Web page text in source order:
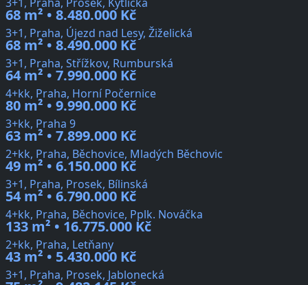
68 m² • 8.480.000 Kč
3+1, Praha, Újezd nad Lesy, Žiželická
68 m² • 8.490.000 Kč
3+1, Praha, Střížkov, Rumburská
64 m² • 7.990.000 Kč
4+kk, Praha, Horní Počernice
80 m² • 9.990.000 Kč
3+kk, Praha 9
63 m² • 7.899.000 Kč
2+kk, Praha, Běchovice, Mladých Běchovic
49 m² • 6.150.000 Kč
3+1, Praha, Prosek, Bílinská
54 m² • 6.790.000 Kč
4+kk, Praha, Běchovice, Pplk. Nováčka
133 m² • 16.775.000 Kč
2+kk, Praha, Letňany
43 m² • 5.430.000 Kč
3+1, Praha, Prosek, Jablonecká